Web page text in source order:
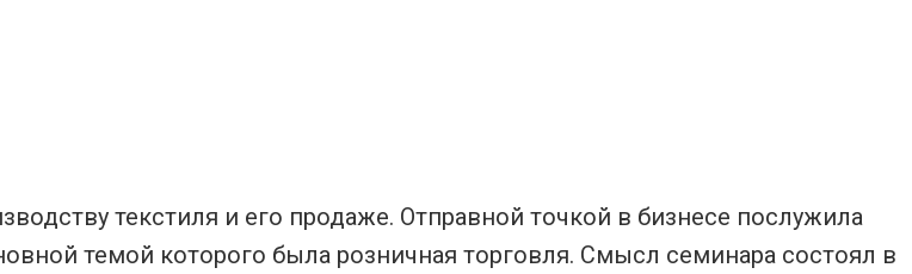
текстиля и его продаже. Отправной точкой в бизнесе послужила
темой которого была розничная торговля. Смысл семинара состоял в